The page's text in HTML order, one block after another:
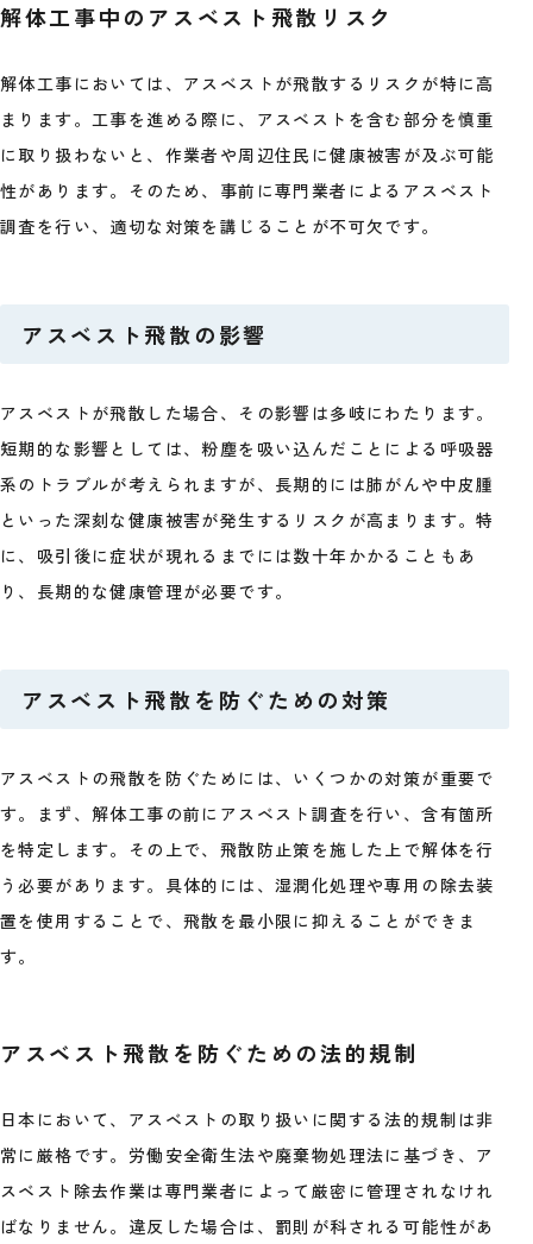
解体工事中のアスベスト飛散リスク
解体工事においては、アスベストが飛散するリスクが特に高
まります。工事を進める際に、アスベストを含む部分を慎重
に取り扱わないと、作業者や周辺住民に健康被害が及ぶ可能
性があります。そのため、事前に専門業者によるアスベスト
調査を行い、適切な対策を講じることが不可欠です。
アスベスト飛散の影響
アスベストが飛散した場合、その影響は多岐にわたります。
短期的な影響としては、粉塵を吸い込んだことによる呼吸器
系のトラブルが考えられますが、長期的には肺がんや中皮腫
といった深刻な健康被害が発生するリスクが高まります。特
に、吸引後に症状が現れるまでには数十年かかることもあ
り、長期的な健康管理が必要です。
アスベスト飛散を防ぐための対策
アスベストの飛散を防ぐためには、いくつかの対策が重要で
す。まず、解体工事の前にアスベスト調査を行い、含有箇所
を特定します。その上で、飛散防止策を施した上で解体を行
う必要があります。具体的には、湿潤化処理や専用の除去装
置を使用することで、飛散を最小限に抑えることができま
す。
アスベスト飛散を防ぐための法的規制
日本において、アスベストの取り扱いに関する法的規制は非
常に厳格です。労働安全衛生法や廃棄物処理法に基づき、ア
スベスト除去作業は専門業者によって厳密に管理されなけれ
ばなりません。違反した場合は、罰則が科される可能性があ